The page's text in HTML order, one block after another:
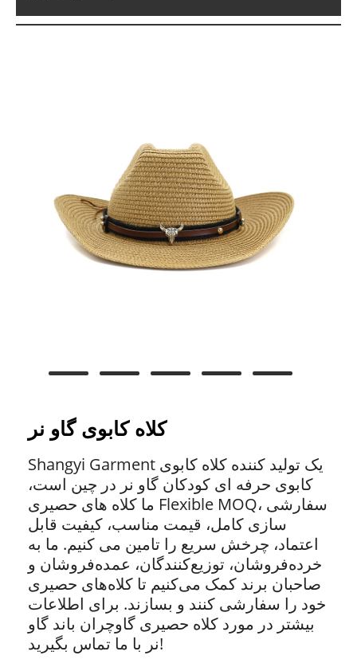
کلاه کابوی گاو نر
Shangyi Garment یک تولید کننده کلاه کابوی
کابوی حرفه ای کودکان گاو نر در چین است،
ما کلاه های حصیری Flexible MOQ، سفارشی
سازی کامل، قیمت مناسب، کیفیت قابل
اعتماد، چرخش سریع را تامین می کنیم. ما به
خرده‌فروشان، توزیع‌کنندگان، عمده‌فروشان و
صاحبان برند کمک می‌کنیم تا کلاه‌های حصیری
خود را سفارشی کنند و بسازند. برای اطلاعات
بیشتر در مورد کلاه حصیری گاوچران باند گاو
نر با ما تماس بگیرید!